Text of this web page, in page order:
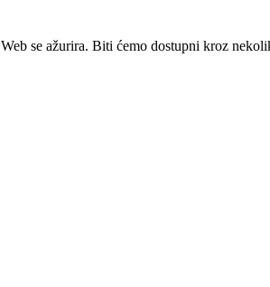
Web se ažurira. Biti ćemo dostupni kroz